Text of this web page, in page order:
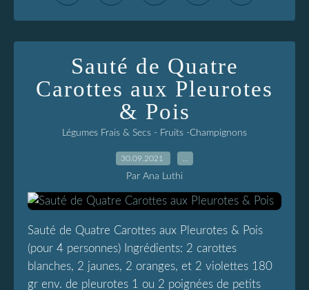
Sauté de Quatre
Carottes aux Pleurotes
& Pois
Légumes Frais & Secs - Fruits -Champignons
30.09.2021
Par Ana Luthi
Sauté de Quatre Carottes aux Pleurotes & Pois
(pour 4 personnes) Ingrédients: 2 carottes
blanches, 2 jaunes, 2 oranges, et 2 violettes 180
gr env. de pleurotes 1 ou 2 poignées de petits